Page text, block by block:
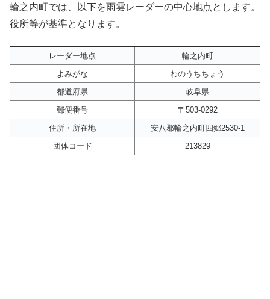
輪之内町では、以下を雨雲レーダーの中心地点とします。
役所等が基準となります。
レーダー地点
輪之内町
よみがな
わのうちちょう
都道府県
岐阜県
郵便番号
〒503-0292
住所・所在地
安八郡輪之内町四郷2530-1
団体コード
213829